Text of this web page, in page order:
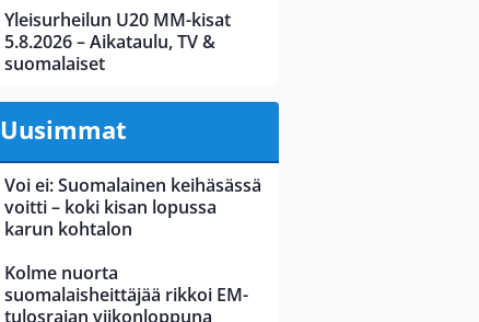
Yleisurheilun U20 MM-kisat
5.8.2026 – Aikataulu, TV &
suomalaiset
Uusimmat
Voi ei: Suomalainen keihäsässä
voitti – koki kisan lopussa
karun kohtalon
Kolme nuorta
suomalaisheittäjää rikkoi EM-
tulosrajan viikonloppuna